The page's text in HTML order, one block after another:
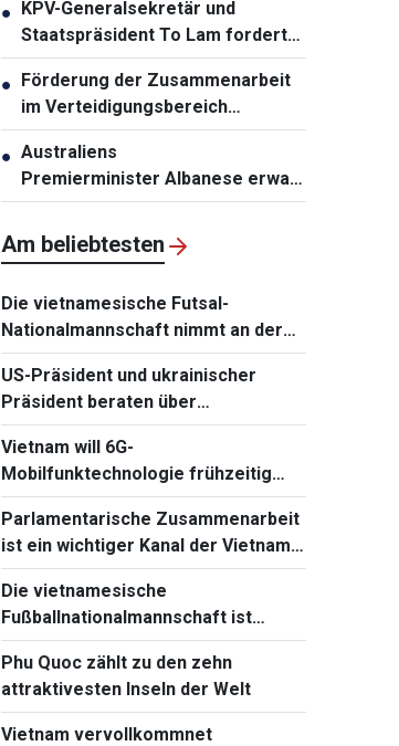
● KPV-Generalsekretär und
Staatspräsident To Lam fordert
die Erneuerung der
Infrastrukturplanung
● Förderung der Zusammenarbeit
im Verteidigungsbereich
zwischen Vietnam und Malaysia
● Australiens
Premierminister Albanese erwartet
den Besuch von KPV-
Generalsekretär und
Staatspräsident To Lam
Am beliebtesten
Die vietnamesische Futsal-
Nationalmannschaft nimmt an der
Continental Futsal Championship
2026 teil
US-Präsident und ukrainischer
Präsident beraten über
Wiederaufnahme von
Verhandlungen mit Russland
Vietnam will 6G-
Mobilfunktechnologie frühzeitig
beherrschen und einführen
Parlamentarische Zusammenarbeit
ist ein wichtiger Kanal der Vietnam-
Kambodscha-Beziehungen
Die vietnamesische
Fußballnationalmannschaft ist
bereit für das Spiel gegen Singapur
bei Südostasienmeisterschaft 2026
Phu Quoc zählt zu den zehn
attraktivesten Inseln der Welt
Vietnam vervollkommnet